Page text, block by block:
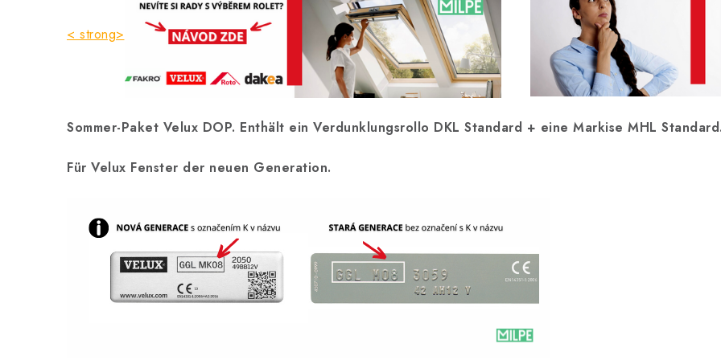
< strong>
Sommer-Paket Velux DOP. Enthält ein Verdunklungsrollo DKL Standard + eine Markise MHL
Für Velux Fenster der neuen Generation.